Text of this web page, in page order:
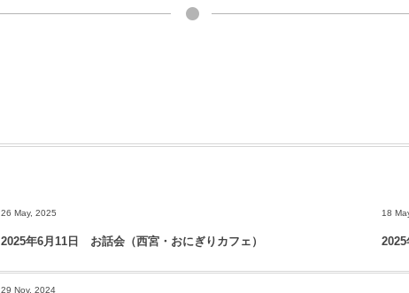
26 May, 2025
2025年6月11日 お話会（西宮・おにぎりカフェ）
18
29 Nov, 2024